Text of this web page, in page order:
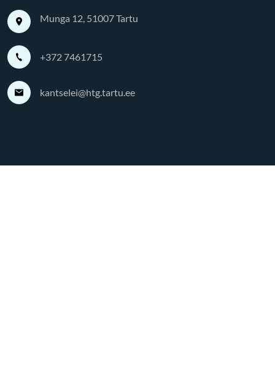
Munga 12, 51007 Tartu
+372 7461715
kantselei@htg.tartu.ee